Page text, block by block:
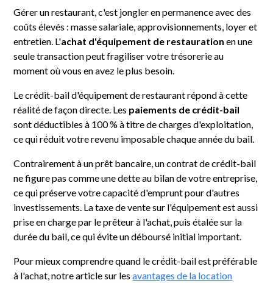
Gérer un restaurant, c'est jongler en permanence avec des
coûts élevés : masse salariale, approvisionnements, loyer et
entretien. L'achat d'équipement de restauration en une
seule transaction peut fragiliser votre trésorerie au
moment où vous en avez le plus besoin.
Le crédit-bail d'équipement de restaurant répond à cette
réalité de façon directe. Les paiements de crédit-bail
sont déductibles à 100 % à titre de charges d'exploitation,
ce qui réduit votre revenu imposable chaque année du bail.
Contrairement à un prêt bancaire, un contrat de crédit-bail
ne figure pas comme une dette au bilan de votre entreprise,
ce qui préserve votre capacité d'emprunt pour d'autres
investissements. La taxe de vente sur l'équipement est aussi
prise en charge par le prêteur à l'achat, puis étalée sur la
durée du bail, ce qui évite un déboursé initial important.
Pour mieux comprendre quand le crédit-bail est préférable
à l'achat, notre article sur lesavantages de la location